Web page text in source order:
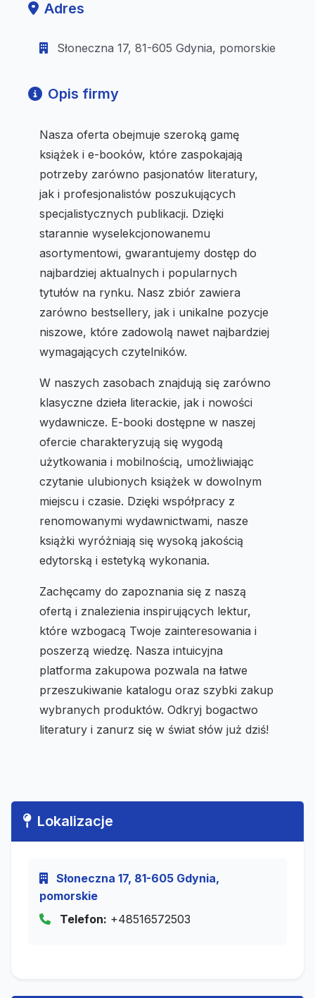
Adres
Słoneczna 17, 81-605 Gdynia, pomorskie
Opis firmy
Nasza oferta obejmuje szeroką gamę
książek i e-booków, które zaspokajają
potrzeby zarówno pasjonatów literatury,
jak i profesjonalistów poszukujących
specjalistycznych publikacji. Dzięki
starannie wyselekcjonowanemu
asortymentowi, gwarantujemy dostęp do
najbardziej aktualnych i popularnych
tytułów na rynku. Nasz zbiór zawiera
zarówno bestsellery, jak i unikalne pozycje
niszowe, które zadowolą nawet najbardziej
wymagających czytelników.
W naszych zasobach znajdują się zarówno
klasyczne dzieła literackie, jak i nowości
wydawnicze. E-booki dostępne w naszej
ofercie charakteryzują się wygodą
użytkowania i mobilnością, umożliwiając
czytanie ulubionych książek w dowolnym
miejscu i czasie. Dzięki współpracy z
renomowanymi wydawnictwami, nasze
książki wyróżniają się wysoką jakością
edytorską i estetyką wykonania.
Zachęcamy do zapoznania się z naszą
ofertą i znalezienia inspirujących lektur,
które wzbogacą Twoje zainteresowania i
poszerzą wiedzę. Nasza intuicyjna
platforma zakupowa pozwala na łatwe
przeszukiwanie katalogu oraz szybki zakup
wybranych produktów. Odkryj bogactwo
literatury i zanurz się w świat słów już dziś!
Lokalizacje
Słoneczna 17, 81-605 Gdynia,
pomorskie
Telefon: +48516572503